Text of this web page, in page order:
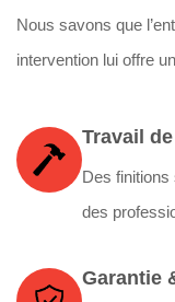
Nous savons que
intervention lui offre
Travail
Des
des
Garantie